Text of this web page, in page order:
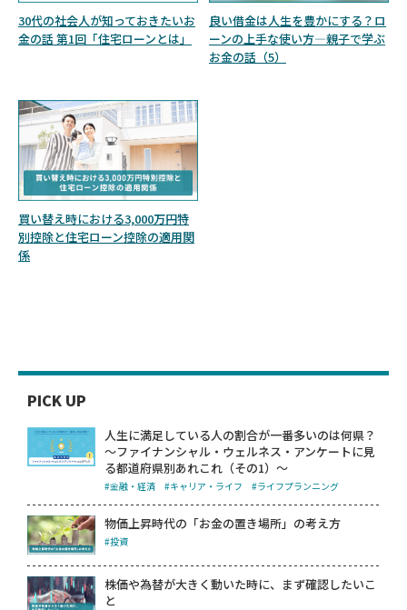
30代の社会人が知っておきたいお
金の話 第1回「住宅ローンとは」
良い借金は人生を豊かにする？ロ
ーンの上手な使い方—親子で学ぶ
お金の話（5）
買い替え時における3,000万円特
別控除と住宅ローン控除の適用関
係
PICK UP
人生に満足している人の割合が一番多いのは何県？
～ファイナンシャル・ウェルネス・アンケートに見
る都道府県別あれこれ（その1）～
#金融・経済 #キャリア・ライフ #ライフプランニング
物価上昇時代の「お金の置き場所」の考え方
#投資
株価や為替が大きく動いた時に、まず確認したいこ
と